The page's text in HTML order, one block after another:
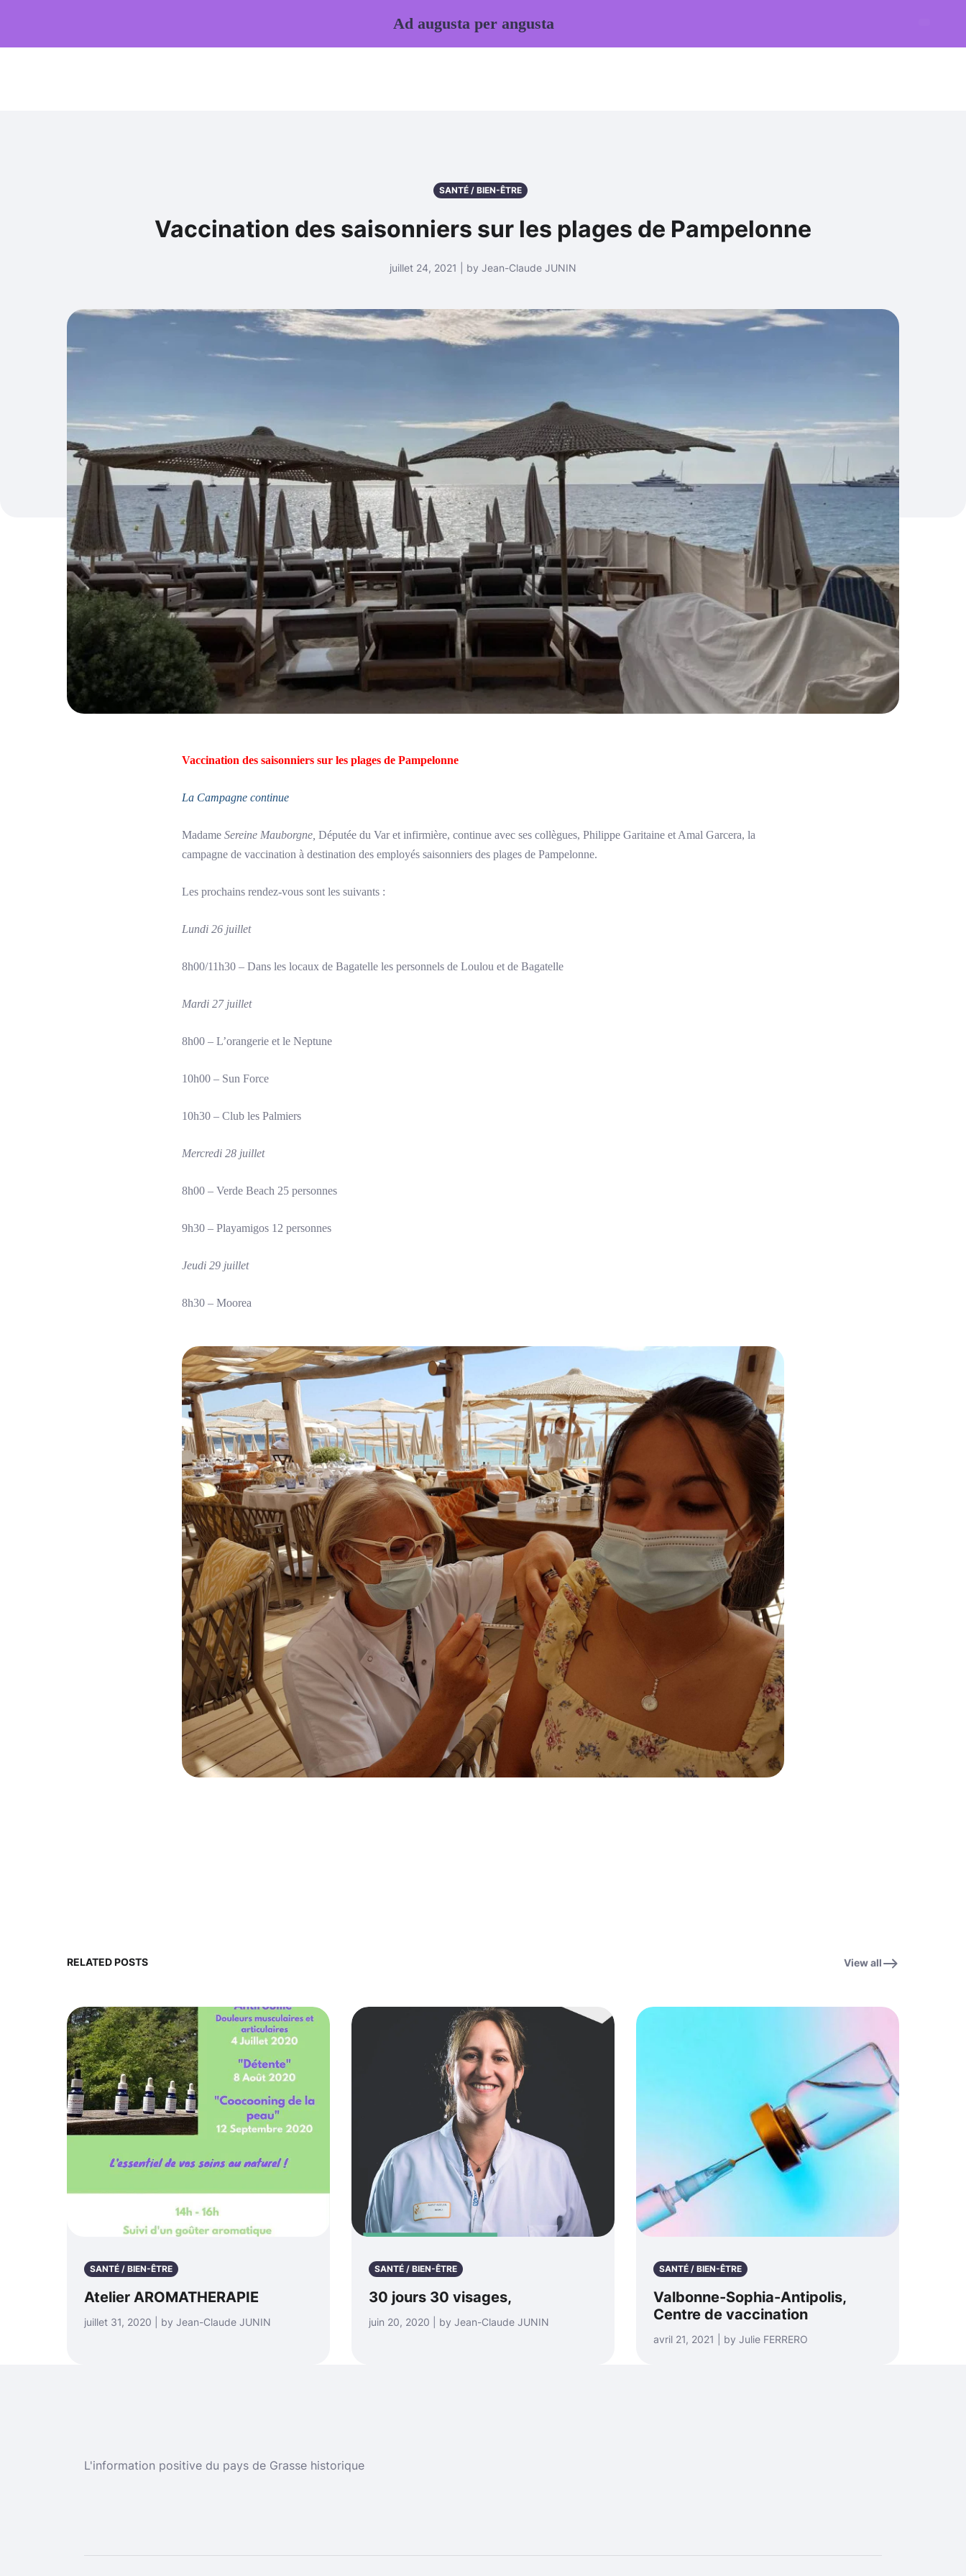
SANTÉ / BIEN-ÊTRE
Vaccination des saisonniers sur les plages de Pampelonne
juillet 24, 2021 | by Jean-Claude JUNIN
Vaccination des saisonniers sur les plages de Pampelonne
La Campagne continue
Madame Sereine Mauborgne, Députée du Var et infirmière, continue avec ses collègues, Philippe Garitaine et Amal Garcera, la
campagne de vaccination à destination des employés saisonniers des plages de Pampelonne.
Les prochains rendez-vous sont les suivants :
Lundi 26 juillet
8h00/11h30 – Dans les locaux de Bagatelle les personnels de Loulou et de Bagatelle
Mardi 27 juillet
8h00 – L’orangerie et le Neptune
10h00 – Sun Force
10h30 – Club les Palmiers
Mercredi 28 juillet
8h00 – Verde Beach 25 personnes
9h30 – Playamigos 12 personnes
Jeudi 29 juillet
8h30 – Moorea
RELATED POSTS View all
SANTÉ / BIEN-ÊTRE
Atelier AROMATHERAPIE
juillet 31, 2020 | by Jean-Claude JUNIN
SANTÉ / BIEN-ÊTRE
30 jours 30 visages,
juin 20, 2020 | by Jean-Claude JUNIN
SANTÉ / BIEN-ÊTRE
Valbonne-Sophia-Antipolis,
Centre de vaccination
avril 21, 2021 | by Julie FERRERO
L'information positive du pays de Grasse historique
Ad augusta per angusta